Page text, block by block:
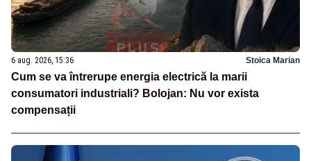
6 aug. 2026, 15:36 Stoica Marian
Cum se va întrerupe energia electrică la marii
consumatori industriali? Bolojan: Nu vor exista
compensații